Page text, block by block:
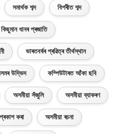
সমাৰ্থক শব্দ বিপৰীত শব্দ
ধানৰ প্ৰজাতি
ভাৰতবৰ্ষৰ প্ৰৱিত্ৰ তীৰ্থস্থান
উদ্ভিদ কম্পিউটাৰত আঁকা ছবি
অসমীয়া সঁজুলি অসমীয়া ব্যাকৰণ
কৰা অসমীয়া ৰচনা